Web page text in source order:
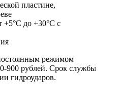
пластине,
+5°C до +30°C с
режимом
900 рублей. Срок службы
гидроударов.